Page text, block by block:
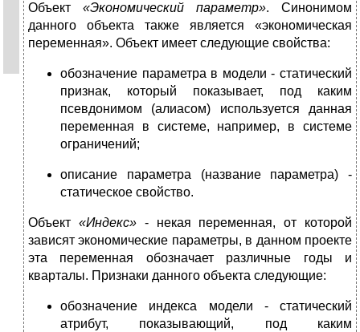
Объект «Экономический параметр». Синонимом
данного объекта также является «экономическая
переменная». Объект имеет следующие свойства:
обозначение параметра в модели - статический
признак, который показывает, под каким
псевдонимом (алиасом) используется данная
переменная в системе, например, в системе
ограничений;
описание параметра (название параметра) -
статическое свойство.
Объект «Индекс»- некая переменная, от которой
зависят экономические параметры, в данном проекте
эта переменная обозначает различные годы и
кварталы. Признаки данного объекта следующие:
обозначение индекса модели - статический
атрибут, показывающий, под каким